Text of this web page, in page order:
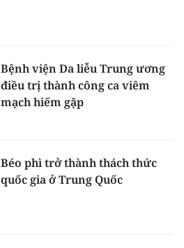
Bệnh viện Da liễu Trung ương
điều trị thành công ca viêm
mạch hiếm gặp
Béo phì trở thành thách thức
quốc gia ở Trung Quốc